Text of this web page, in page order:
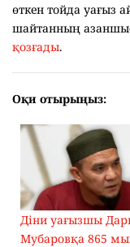
өткен тойда уағыз
шайтанның
қозғады.
Оқи отырыңыз:
Діни уағызшы
Мубаровқа 865